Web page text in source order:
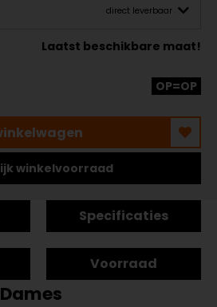
direct leverbaar
Laatst beschikbare maat!
OP=OP
winkelvoorraad
Specificaties
Voorraad